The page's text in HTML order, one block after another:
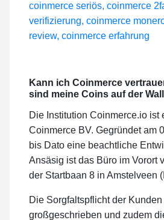
Kann ich Coinmerce
sind meine Coins auf der
Die Institution Coinmerce.io ist
Coinmerce BV. Gegründet am
bis Dato eine beachtliche
Ansäsig ist das Büro im Vorort
der Startbaan 8 in Amstelveen
Die Sorgfaltspflicht der
großgeschrieben und zudem